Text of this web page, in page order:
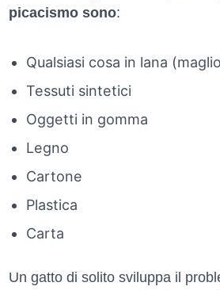
picacismo sono:
Qualsiasi cosa in lana
Tessuti sintetici
Oggetti in gomma
Legno
Cartone
Plastica
Carta
Un gatto di solito sviluppa il